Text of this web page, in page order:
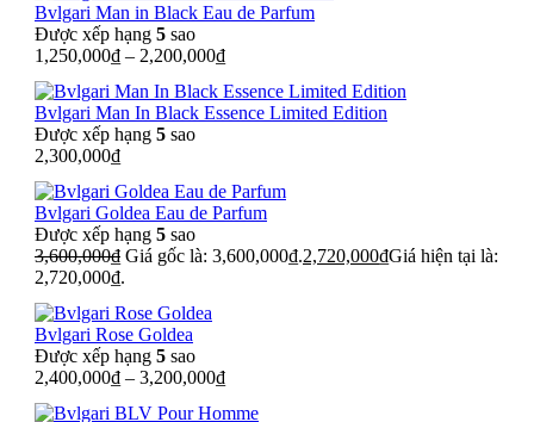
Bvlgari Man in Black Eau de Parfum
Được xếp hạng 5 sao
1,250,000₫ – 2,200,000₫
Bvlgari Man In Black Essence Limited Edition
Được xếp hạng 5 sao
2,300,000₫
Bvlgari Goldea Eau de Parfum
Được xếp hạng 5 sao
3,600,000₫ Giá gốc là: 3,600,000₫.2,720,000₫Giá hiện tại là:
2,720,000₫.
Bvlgari Rose Goldea
Được xếp hạng 5 sao
2,400,000₫ – 3,200,000₫